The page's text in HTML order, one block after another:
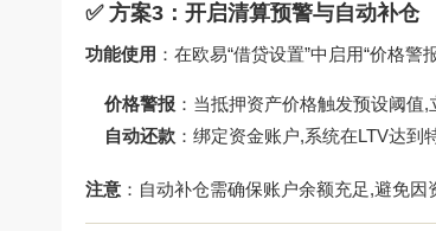
✅ 方案3：开启清算预警与自动补仓
功能使用 ：在欧易“借贷设置”中启用“价格警
价格警报 ：当抵押资产价格触发预设阈值
自动还款 ：绑定资金账户,系统在LTV达到
注意 ：自动补仓需确保账户余额充足,避免因